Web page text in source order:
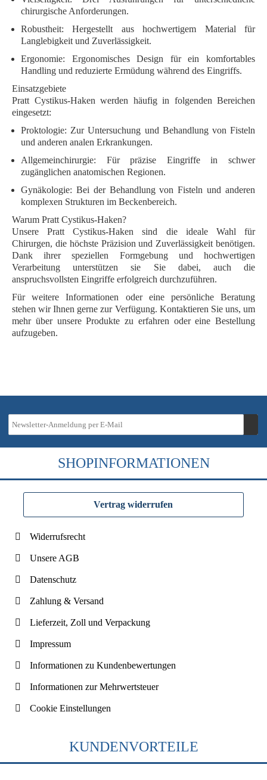
chirurgische Anforderungen.
Robustheit: Hergestellt aus hochwertigem Material für
Langlebigkeit und Zuverlässigkeit.
Ergonomie: Ergonomisches Design für ein komfortables
Handling und reduzierte Ermüdung während des Eingriffs.
Einsatzgebiete
Pratt Cystikus-Haken werden häufig in folgenden Bereichen
eingesetzt:
Proktologie: Zur Untersuchung und Behandlung von Fisteln
und anderen analen Erkrankungen.
Allgemeinchirurgie: Für präzise Eingriffe in schwer
zugänglichen anatomischen Regionen.
Gynäkologie: Bei der Behandlung von Fisteln und anderen
komplexen Strukturen im Beckenbereich.
Warum Pratt Cystikus-Haken?
Unsere Pratt Cystikus-Haken sind die ideale Wahl für
Chirurgen, die höchste Präzision und Zuverlässigkeit benötigen.
Dank ihrer speziellen Formgebung und hochwertigen
Verarbeitung unterstützen sie Sie dabei, auch die
anspruchsvollsten Eingriffe erfolgreich durchzuführen.
Für weitere Informationen oder eine persönliche Beratung
stehen wir Ihnen gerne zur Verfügung. Kontaktieren Sie uns, um
mehr über unsere Produkte zu erfahren oder eine Bestellung
aufzugeben.
SHOPINFORMATIONEN
Vertrag widerrufen
Widerrufsrecht
Unsere AGB
Datenschutz
Zahlung & Versand
Lieferzeit, Zoll und Verpackung
Impressum
Informationen zu Kundenbewertungen
Informationen zur Mehrwertsteuer
Cookie Einstellungen
KUNDENVORTEILE